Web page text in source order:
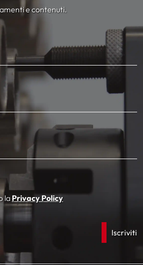
e contenuti.
la Privacy Policy